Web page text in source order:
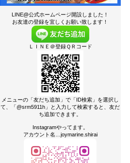
LINE@公式ホームページ開設しました！
お友達の登録を宜しくお願い致します！
ＬＩＮＥ＠登録ＱＲコード
メニューの「友だち追加」で「ID検索」を選択し
て、「@srm5911h」と入力して検索すると、友だ
ち追加できます。
Instagramやってます。
アカウント名…joymarine.shirai